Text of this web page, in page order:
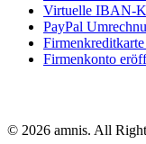
Virtuelle IBAN-
PayPal
Firmenkonto
© 2026 amnis. All